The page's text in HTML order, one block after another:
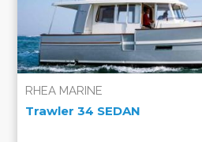
RHEA MARINE
Trawler 34 SEDAN